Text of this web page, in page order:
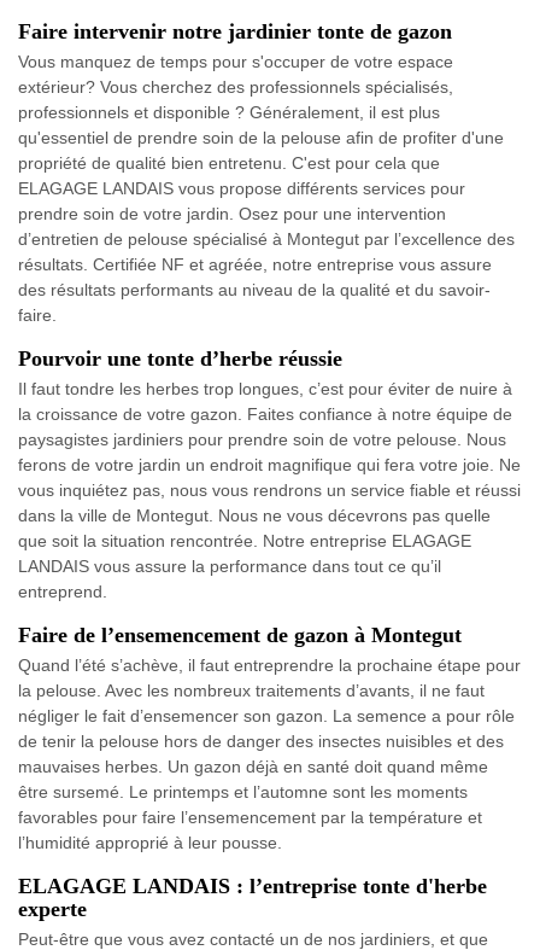
Faire intervenir notre jardinier tonte de gazon
Vous manquez de temps pour s'occuper de votre espace
extérieur? Vous cherchez des professionnels spécialisés,
professionnels et disponible ? Généralement, il est plus
qu'essentiel de prendre soin de la pelouse afin de profiter d'une
propriété de qualité bien entretenu. C'est pour cela que
ELAGAGE LANDAIS vous propose différents services pour
prendre soin de votre jardin. Osez pour une intervention
d’entretien de pelouse spécialisé à Montegut par l’excellence des
résultats. Certifiée NF et agréée, notre entreprise vous assure
des résultats performants au niveau de la qualité et du savoir-
faire.
Pourvoir une tonte d’herbe réussie
Il faut tondre les herbes trop longues, c’est pour éviter de nuire à
la croissance de votre gazon. Faites confiance à notre équipe de
paysagistes jardiniers pour prendre soin de votre pelouse. Nous
ferons de votre jardin un endroit magnifique qui fera votre joie. Ne
vous inquiétez pas, nous vous rendrons un service fiable et réussi
dans la ville de Montegut. Nous ne vous décevrons pas quelle
que soit la situation rencontrée. Notre entreprise ELAGAGE
LANDAIS vous assure la performance dans tout ce qu’il
entreprend.
Faire de l’ensemencement de gazon à Montegut
Quand l’été s’achève, il faut entreprendre la prochaine étape pour
la pelouse. Avec les nombreux traitements d’avants, il ne faut
négliger le fait d’ensemencer son gazon. La semence a pour rôle
de tenir la pelouse hors de danger des insectes nuisibles et des
mauvaises herbes. Un gazon déjà en santé doit quand même
être sursemé. Le printemps et l’automne sont les moments
favorables pour faire l’ensemencement par la température et
l’humidité approprié à leur pousse.
ELAGAGE LANDAIS : l’entreprise tonte d'herbe
experte
Peut-être que vous avez contacté un de nos jardiniers, et que